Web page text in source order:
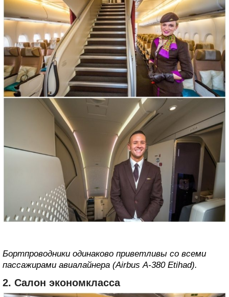
Бортпроводники одинаково приветливы со всеми
пассажирами авиалайнера (Airbus А-380 Etihad).
2. Салон экономкласса